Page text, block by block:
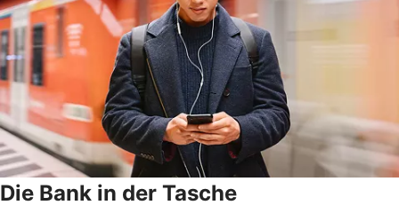
Die Bank in der Tasche